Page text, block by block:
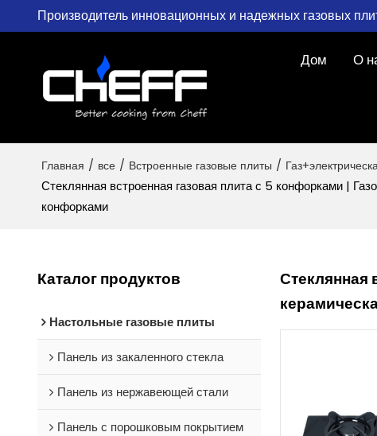
Производитель инновационных и надежных газовых
Дом О
Главная / все / Встроенные газовые плиты /
Стеклянная встроенная газовая плита с 5 конфорками |
конфорками
Каталог продуктов
Настольные газовые плиты
Панель из закаленного стекла
Панель из нержавеющей стали
Панель с порошковым покрытием
Стеклянная